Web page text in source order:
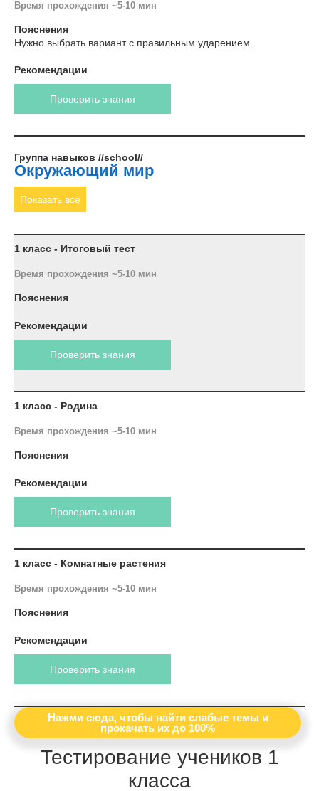
Время прохождения ~5-10 мин
Пояснения
Нужно выбрать вариант с правильным ударением.
Рекомендации
Проверить знания
Группа навыков //school//
Окружающий мир
Показать все
1 класс - Итоговый тест
Время прохождения ~5-10 мин
Пояснения
Рекомендации
Проверить знания
1 класс - Родина
Время прохождения ~5-10 мин
Пояснения
Рекомендации
Проверить знания
1 класс - Комнатные растения
Время прохождения ~5-10 мин
Пояснения
Рекомендации
Проверить знания
Нажми сюда, чтобы найти слабые темы и
прокачать их до 100%
Тестирование учеников 1
класса